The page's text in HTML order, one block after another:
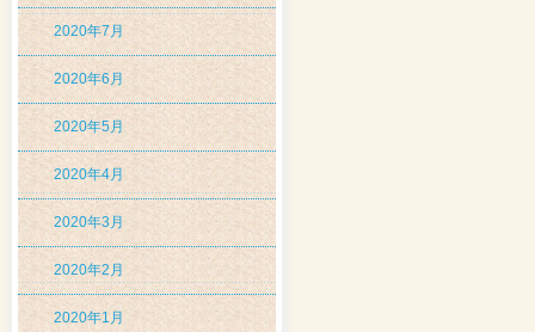
2020年7月
2020年6月
2020年5月
2020年4月
2020年3月
2020年2月
2020年1月